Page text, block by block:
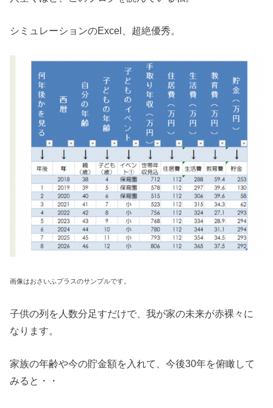
シミュレーションのExcel、超絶優秀。
画像はおさいふプラスのサンプルです。
子供の列を人数分足すだけで、我が家の未来が赤裸々に
なります。
家族の年齢や今の貯金額を入れて、今後30年を俯瞰して
みると・・